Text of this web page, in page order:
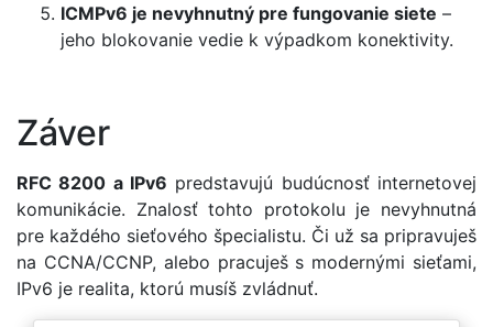
ICMPv6 je nevyhnutný pre fungovanie siete –
jeho blokovanie vedie k výpadkom konektivity.
Záver
RFC 8200 a IPv6 predstavujú budúcnosť internetovej
komunikácie. Znalosť tohto protokolu je nevyhnutná
pre každého sieťového špecialistu. Či už sa pripravuješ
na CCNA/CCNP, alebo pracuješ s modernými sieťami,
IPv6 je realita, ktorú musíš zvládnuť.